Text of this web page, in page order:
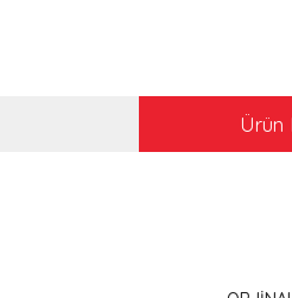
Ürün